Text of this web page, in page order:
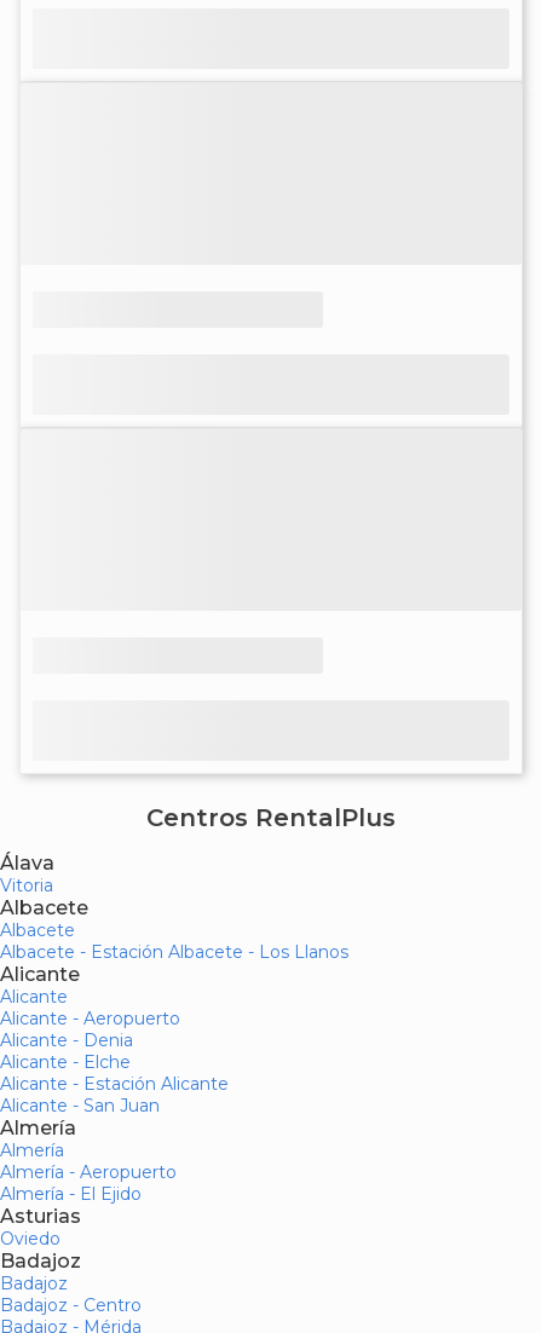
Centros RentalPlus
Álava
Vitoria
Albacete
Albacete
Albacete - Estación Albacete - Los Llanos
Alicante
Alicante
Alicante - Aeropuerto
Alicante - Denia
Alicante - Elche
Alicante - Estación Alicante
Alicante - San Juan
Almería
Almería
Almería - Aeropuerto
Almería - El Ejido
Asturias
Oviedo
Badajoz
Badajoz
Badajoz - Centro
Badajoz - Mérida